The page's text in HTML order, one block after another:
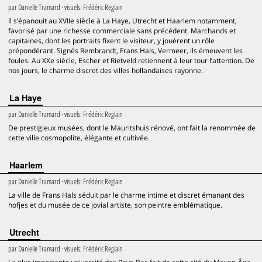
parDanielle Tramard · visuels: Frédéric Reglain
Il s’épanouit au XVIIe siècle à La Haye, Utrecht et Haarlem notamment,
favorisé par une richesse commerciale sans précédent. Marchands et
capitaines, dont les portraits fixent le visiteur, y jouèrent un rôle
prépondérant. Signés Rembrandt, Frans Hals, Vermeer, ils émeuvent les
foules. Au XXe siècle, Escher et Rietveld retiennent à leur tour l’attention. De
nos jours, le charme discret des villes hollandaises rayonne.
La Haye
parDanielle Tramard · visuels: Frédéric Reglain
De prestigieux musées, dont le Mauritshuis rénové, ont fait la renommée de
cette ville cosmopolite, élégante et cultivée.
Haarlem
parDanielle Tramard · visuels: Frédéric Reglain
La ville de Frans Hals séduit par le charme intime et discret émanant des
hofjes et du musée de ce jovial artiste, son peintre emblématique.
Utrecht
parDanielle Tramard · visuels: Frédéric Reglain